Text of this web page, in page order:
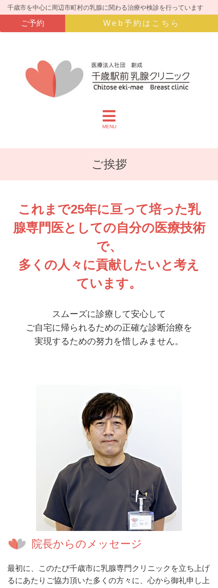
千歳市を中心に周辺市町村の乳腺に関わる治療や検診を行っています
Web予約はこちら
ご予約
MENU
ご挨拶
これまで25年に亘って培った乳
腺専門医としての自分の医療技術
で、
多くの人々に貢献したいと考え
ています。
スムーズに診療して安心して
ご自宅に帰られるための正確な診断治療を
実現するための努力を惜しみません。
院長からのメッセージ
最初に、このたび千歳市に乳腺専門クリニックを立ち上げ
るにあたりご協力頂いた多くの方々に、心から御礼申し上